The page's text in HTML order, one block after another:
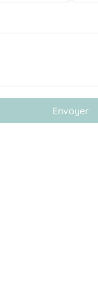
Envoyer